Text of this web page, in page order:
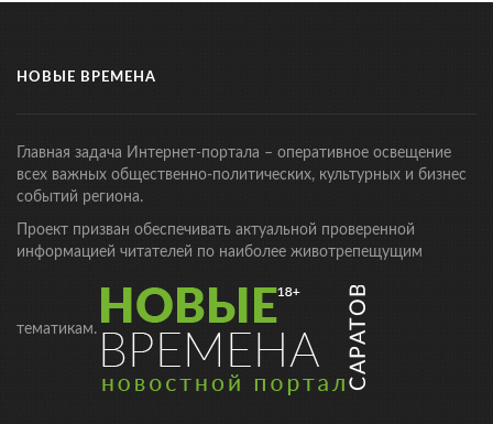
НОВЫЕ ВРЕМЕНА
Главная задача Интернет-портала – оперативное освещение
всех важных общественно-политических, культурных и бизнес
событий региона.
Проект призван обеспечивать актуальной проверенной
информацией читателей по наиболее животрепещущим
тематикам.